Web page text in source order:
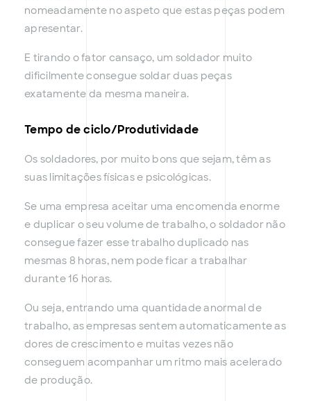
nomeadamente no aspeto que estas peças podem
apresentar.
E tirando o fator cansaço, um soldador muito
dificilmente consegue soldar duas peças
exatamente da mesma maneira.
Tempo de ciclo/Produtividade
Os soldadores, por muito bons que sejam, têm as
suas limitações físicas e psicológicas.
Se uma empresa aceitar uma encomenda enorme
e duplicar o seu volume de trabalho, o soldador não
consegue fazer esse trabalho duplicado nas
mesmas 8 horas, nem pode ficar a trabalhar
durante 16 horas.
Ou seja, entrando uma quantidade anormal de
trabalho, as empresas sentem automaticamente as
dores de crescimento e muitas vezes não
conseguem acompanhar um ritmo mais acelerado
de produção.